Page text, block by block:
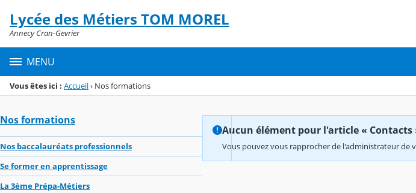
Menu de la rubrique
Contenu
Lycée des Métiers TOM MOREL
Annecy Cran-Gevrier
MENU
Vous êtes ici : Accueil› Nos formations
Nos formations
Nos baccalauréats professionnels
Se former en apprentissage
La 3ème Prépa-Métiers
Aucun élément pour l'article « Contacts
Vous pouvez vous rapprocher de l'administrateur de